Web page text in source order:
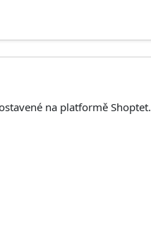
na platformě Shoptet.